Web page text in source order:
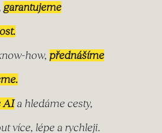
garantujeme
how, přednášíme
AIa hledáme cesty,
více, lépe a rychleji.